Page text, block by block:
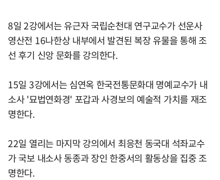
8일 2강에서는 유근자 국립순천대 연구교수가 선운사
영산전 16나한상 내부에서 발견된 복장 유물을 통해 조
선 후기 신앙 문화를 강의한다.
15일 3강에서는 심연옥 한국전통문화대 명예교수가 내
소사 '묘법연화경' 포갑과 사경보의 예술적 가치를 재조
명한다.
22일 열리는 마지막 강의에서 최응천 동국대 석좌교수
가 국보 내소사 동종과 장인 한중서의 활동상을 집중 조
명한다.